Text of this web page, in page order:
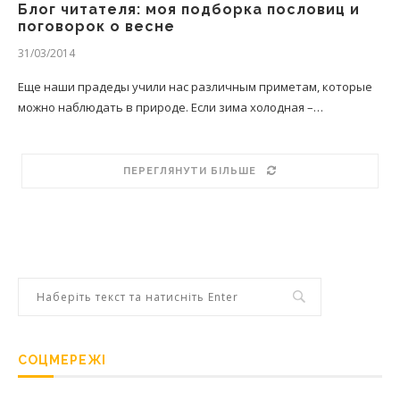
Блог читателя: моя подборка пословиц и
поговорок о весне
31/03/2014
Еще наши прадеды учили нас различным приметам, которые
можно наблюдать в природе. Если зима холодная –…
ПЕРЕГЛЯНУТИ БІЛЬШЕ
СОЦМЕРЕЖІ